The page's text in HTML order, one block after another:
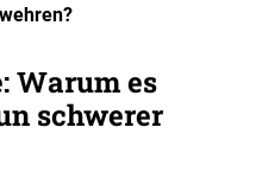
Warum es
schwerer